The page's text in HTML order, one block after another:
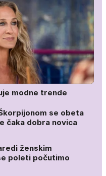
modne trende
se obeta
čaka dobra novica
ženskim
poleti počutimo